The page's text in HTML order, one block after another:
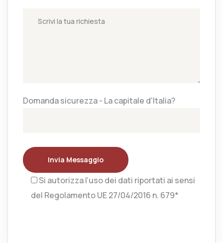
Domanda sicurezza - La capitale d'Italia?
Invia Messaggio
Si autorizza l’uso dei dati riportati ai sensi
del Regolamento UE 27/04/2016 n. 679*